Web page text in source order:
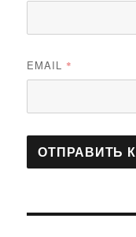
EMAIL *